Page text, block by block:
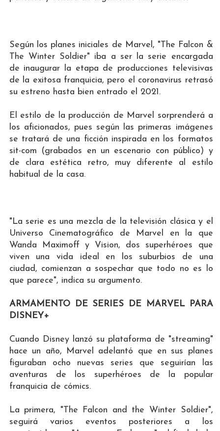
Según los planes iniciales de Marvel, "The Falcon &
The Winter Soldier" iba a ser la serie encargada
de inaugurar la etapa de producciones televisivas
de la exitosa franquicia, pero el coronavirus retrasó
su estreno hasta bien entrado el 2021.
El estilo de la producción de Marvel sorprenderá a
los aficionados, pues según las primeras imágenes
se tratará de una ficción inspirada en los formatos
sit-com (grabados en un escenario con público) y
de clara estética retro, muy diferente al estilo
habitual de la casa.
"La serie es una mezcla de la televisión clásica y el
Universo Cinematográfico de Marvel en la que
Wanda Maximoff y Vision, dos superhéroes que
viven una vida ideal en los suburbios de una
ciudad, comienzan a sospechar que todo no es lo
que parece", indica su argumento.
ARMAMENTO DE SERIES DE MARVEL PARA
DISNEY+
Cuando Disney lanzó su plataforma de "streaming"
hace un año, Marvel adelantó que en sus planes
figuraban ocho nuevas series que seguirían las
aventuras de los superhéroes de la popular
franquicia de cómics.
La primera, "The Falcon and the Winter Soldier",
seguirá varios eventos posteriores a los